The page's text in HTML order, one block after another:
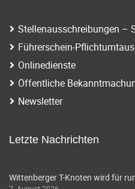
Stellenausschreibungen –
Führerschein-
Onlinedienste
Öffentliche
Newsletter
Letzte Nachrichten
Wittenberger T-Knoten wird für